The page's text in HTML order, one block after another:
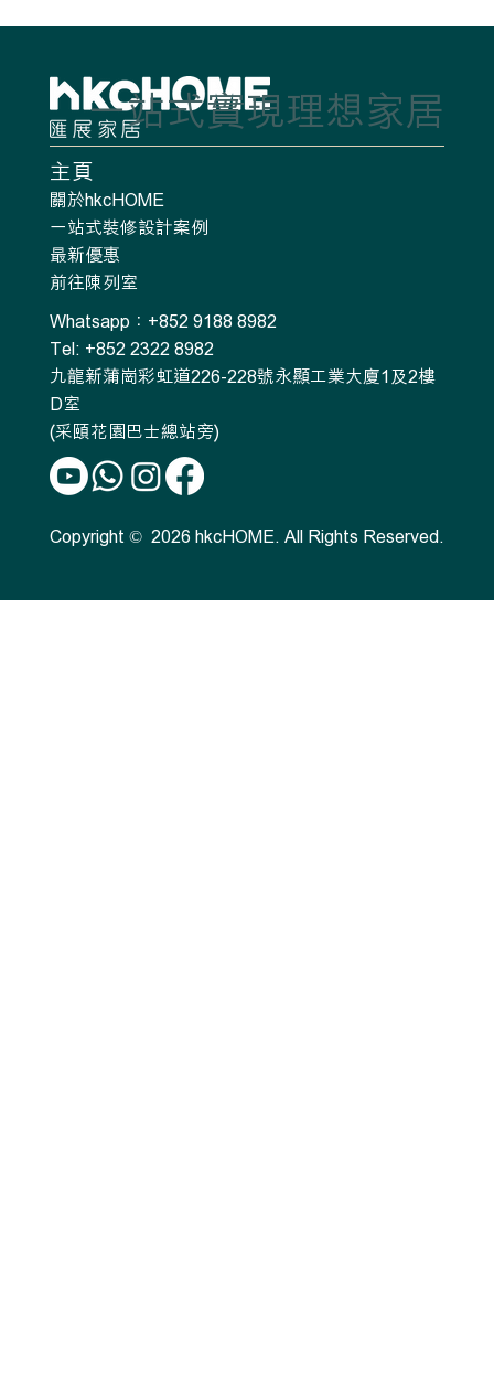
一站式實現理想家居
Whatsapp：+852 9188 8982
Tel: +852 2322 8982
九龍新蒲崗彩虹道226-228號永顯工業大廈1及2樓
D室
(采頤花園巴士總站旁)
主頁
關於hkcHOME
一站式裝修設計案例
最新優惠
前往陳列室
Copyright © 2026 hkcHOME. All Rights Reserved.